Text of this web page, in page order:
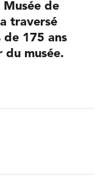
de
traversé
de 175 ans
du musée.